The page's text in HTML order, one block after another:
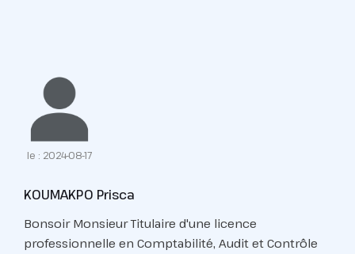
le : 2024-08-17
KOUMAKPO Prisca
Bonsoir Monsieur Titulaire d'une licence
professionnelle en Comptabilité, Audit et Contrôle